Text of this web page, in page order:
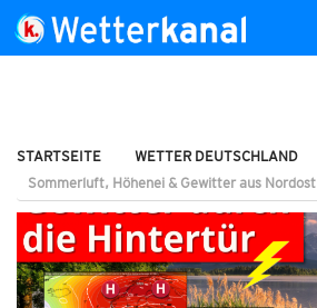
STARTSEITE
WETTER DEUTSCHLAND
Sommerluft, Höhenei & Gewitter aus Nordost